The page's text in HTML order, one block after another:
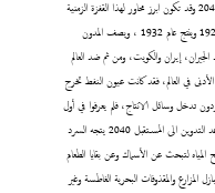
هنا لغة السرد تختلف لأنها تتصاعد من عام 1927 لتصل الى عام 2040 وقد تكون ابرز محاور لهذا القفزة الزمنية
هو النفط، الذي يبدأ اكتشافه من قبل البريطانيون في العراق عام 1927 وينتج عام 1932 ، ويصف المدون
إيران والكويت، ومن ثم ضد العالم
في العالم، فقد كانت عيون النفط تخرج
تدخل وسائل الانتاج، فلم يعرفوا في أول
الأمر السبب فسموها بحقول (مجنون)!ص265 وحينما يزحف ويتصاعد التدوين الى المستقبل 2040 يتجه السرد
لتبحث عن الأسماك وعن بقايا الطعام
المزارع والمقذوفات البحرية الغاطسة وغير